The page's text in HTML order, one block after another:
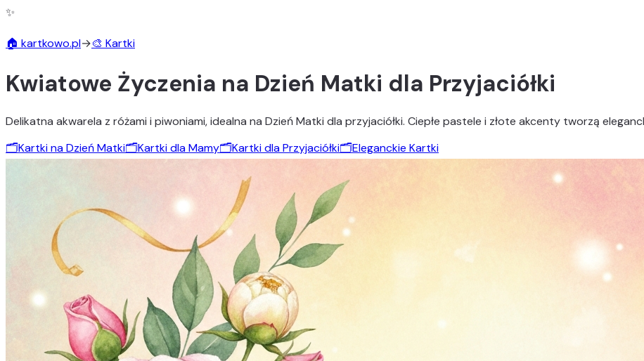
✨
🏠 kartkowo.pl→🎨 Kartki
Kwiatowe Życzenia na Dzień Matki dla Przyjaciółki
Delikatna akwarela z różami i piwoniami, idealna na Dzień Matki dla przyjaciółki. Ciepłe pastele i złote akcenty tworzą
🗂️Kartki na Dzień Matki🗂️Kartki dla Mamy🗂️Kartki dla Przyjaciółki🗂️Eleganckie Kartki